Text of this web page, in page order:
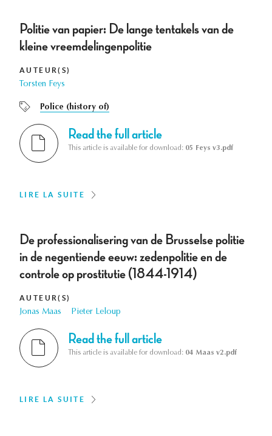
Politie van papier: De lange tentakels van de
kleine vreemdelingenpolitie
AUTEUR(S)
Torsten Feys
Police (history of)
Read the full article
This article is available for download: 05 Feys v3.pdf
LIRE LA SUITE
De professionalisering van de Brusselse politie
in de negentiende eeuw: zedenpolitie en de
controle op prostitutie (1844-1914)
AUTEUR(S)
Jonas Maas Pieter Leloup
Read the full article
This article is available for download: 04 Maas v2.pdf
LIRE LA SUITE